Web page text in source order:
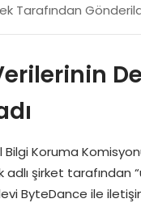
Tarafından
Bilgi Koruma
şirket tarafından
ByteDance ile